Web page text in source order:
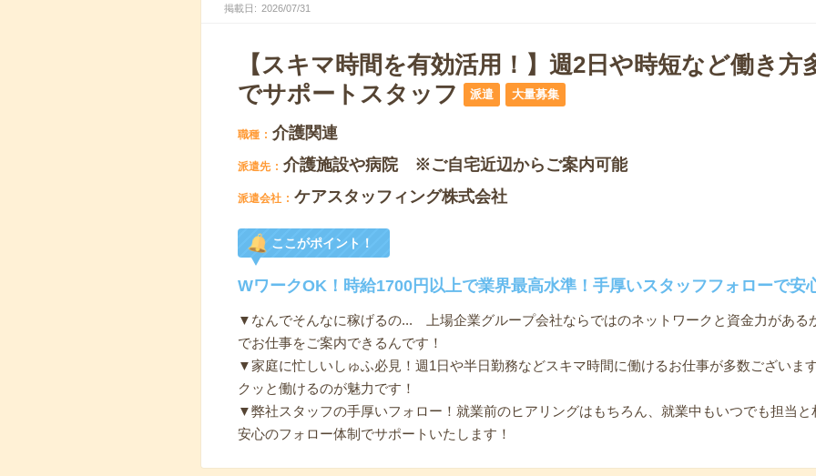
掲載日 2026/07/31
【スキマ時間を有効活用！】週2日や時短など働き方
でサポートスタッフ
派遣 大量募集
職種 介護関連
派遣先 介護施設や病院 ※ご自宅近辺からご案内可能
派遣会社 ケアスタッフィング株式会社
ここがポイント！
WワークOK！時給1700円以上で業界最高水準！手厚いスタッフフォローで安
▼なんでそんなに稼げるの... 上場企業グループ会社ならではのネットワークと資金力がある
でお仕事をご案内できるんです！
▼家庭に忙しいしゅふ必見！週1日や半日勤務などスキマ時間に働けるお仕事が多数ございま
クッと働けるのが魅力です！
▼弊社スタッフの手厚いフォロー！就業前のヒアリングはもちろん、就業中もいつでも担当
安心のフォロー体制でサポートいたします！